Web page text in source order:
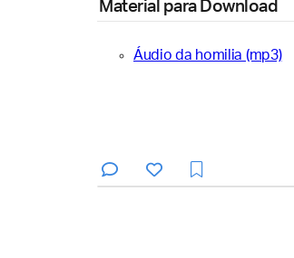
Material para Download
Áudio da homilia (mp3)